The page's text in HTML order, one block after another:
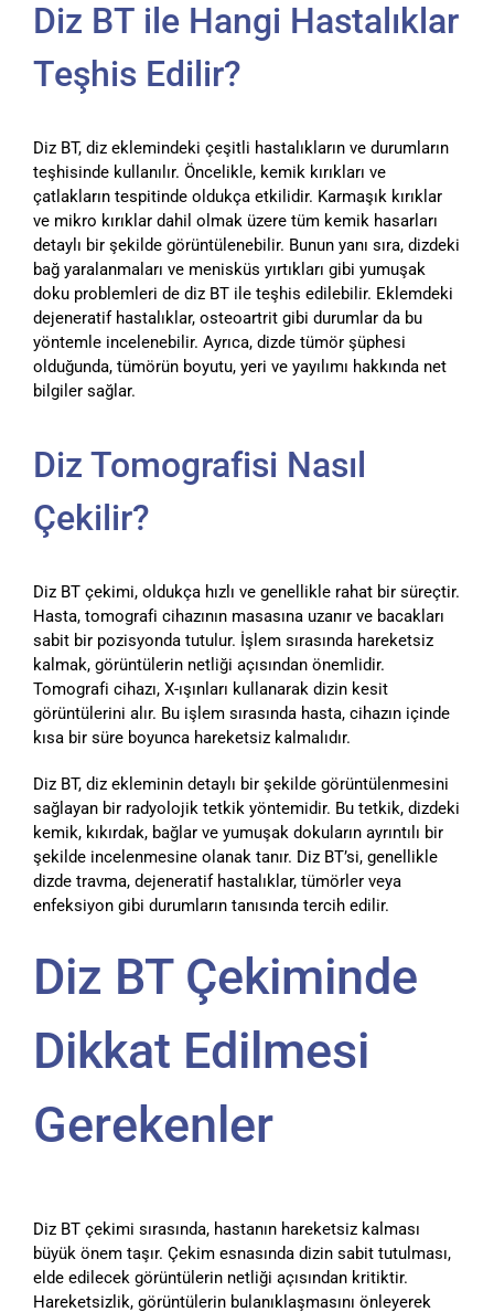
Diz BT ile Hangi Hastalıklar
Teşhis Edilir?
Diz BT, diz eklemindeki çeşitli hastalıkların ve durumların
teşhisinde kullanılır. Öncelikle, kemik kırıkları ve
çatlakların tespitinde oldukça etkilidir. Karmaşık kırıklar
ve mikro kırıklar dahil olmak üzere tüm kemik hasarları
detaylı bir şekilde görüntülenebilir. Bunun yanı sıra, dizdeki
bağ yaralanmaları ve menisküs yırtıkları gibi yumuşak
doku problemleri de diz BT ile teşhis edilebilir. Eklemdeki
dejeneratif hastalıklar, osteoartrit gibi durumlar da bu
yöntemle incelenebilir. Ayrıca, dizde tümör şüphesi
olduğunda, tümörün boyutu, yeri ve yayılımı hakkında net
bilgiler sağlar.
Diz Tomografisi Nasıl
Çekilir?
Diz BT çekimi, oldukça hızlı ve genellikle rahat bir süreçtir.
Hasta, tomografi cihazının masasına uzanır ve bacakları
sabit bir pozisyonda tutulur. İşlem sırasında hareketsiz
kalmak, görüntülerin netliği açısından önemlidir.
Tomografi cihazı, X-ışınları kullanarak dizin kesit
görüntülerini alır. Bu işlem sırasında hasta, cihazın içinde
kısa bir süre boyunca hareketsiz kalmalıdır.
Diz BT, diz ekleminin detaylı bir şekilde görüntülenmesini
sağlayan bir radyolojik tetkik yöntemidir. Bu tetkik, dizdeki
kemik, kıkırdak, bağlar ve yumuşak dokuların ayrıntılı bir
şekilde incelenmesine olanak tanır. Diz BT’si, genellikle
dizde travma, dejeneratif hastalıklar, tümörler veya
enfeksiyon gibi durumların tanısında tercih edilir.
Diz BT Çekiminde
Dikkat Edilmesi
Gerekenler
Diz BT çekimi sırasında, hastanın hareketsiz kalması
büyük önem taşır. Çekim esnasında dizin sabit tutulması,
elde edilecek görüntülerin netliği açısından kritiktir.
Hareketsizlik, görüntülerin bulanıklaşmasını önleyerek